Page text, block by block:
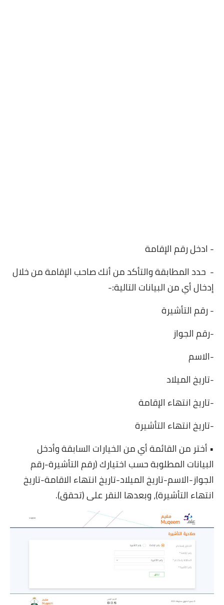
- ادخل رقم الإقامة
- حدد المطابقة والتأكد من أنك صاحب الإقامة من خلال
إدخال أي من البيانات التالية:-
- رقم التأشيرة
-رقم الجواز
-الاسم
-تاريخ الميلاد
-تاريخ انتهاء الإقامة
-تاريخ انتهاء التأشيرة
• أختر من القائمة أي من الخيارات السابقة وأدخل
البيانات المطلوبة حسب اختيارك (رقم التأشيرة-رقم
الجواز-الاسم-تاريخ الميلاد-تاريخ انتهاء الاقامة-تاريخ
انتهاء التأشيرة)، وبعدها النقر على (تحقق).